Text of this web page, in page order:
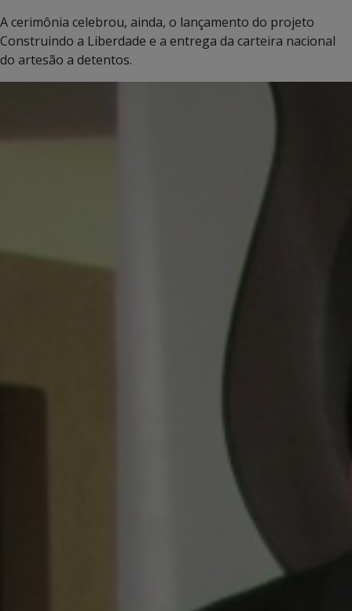
A cerimônia celebrou, ainda, o lançamento do projeto
Construindo a Liberdade e a entrega da carteira nacional
do artesão a detentos.